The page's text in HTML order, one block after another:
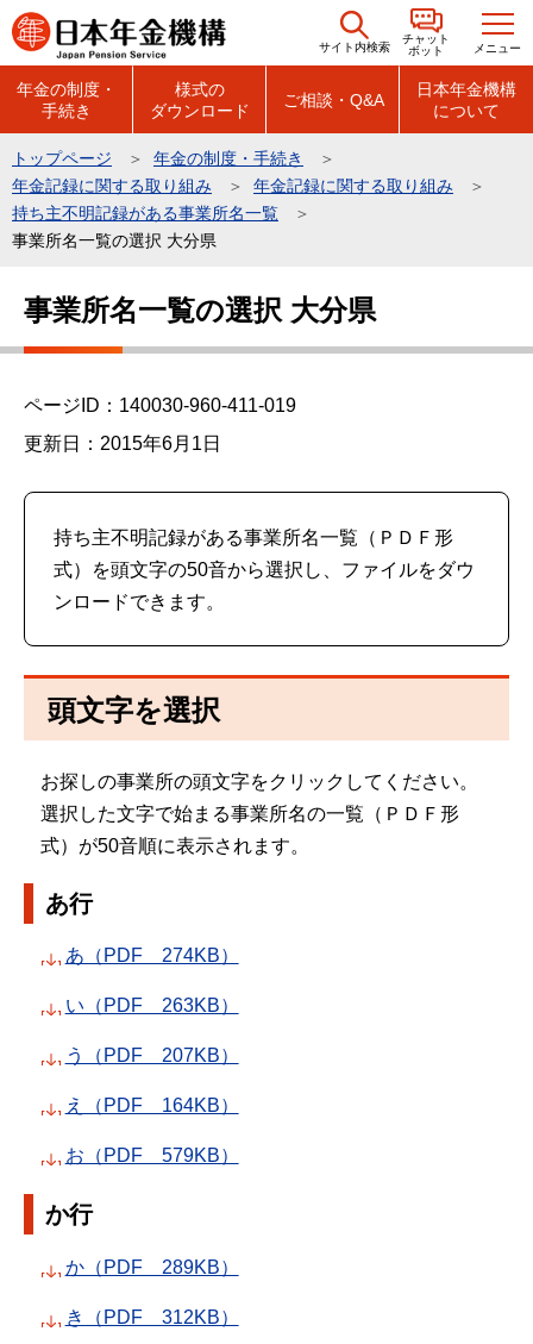
こ
の
の
先
頭
サイト内検索
チャット
ボット
メニュー
年金の制度・
手続き
様式の
ダウンロード
ご相談・Q&A
日本年金機構
について
トップページ
年金の制度・手続き
年金記録に関する取り組み
年金記録に関する取り組み
持ち主不明記録がある事業所名一覧
事業所名一覧の選択 大分県
こ
事業所名一覧の選択 大分県
ページID：140030-960-411-019
更新日：2015年6月1日
持ち主不明記録がある事業所名一覧（ＰＤＦ形
式）を頭文字の50音から選択し、ファイルをダウ
ンロードできます。
頭文字を選択
お探しの事業所の頭文字をクリックしてください。
選択した文字で始まる事業所名の一覧（ＰＤＦ形
式）が50音順に表示されます。
あ行
あ（PDF 274KB）
い（PDF 263KB）
う（PDF 207KB）
え（PDF 164KB）
お（PDF 579KB）
か行
か（PDF 289KB）
き（PDF 312KB）